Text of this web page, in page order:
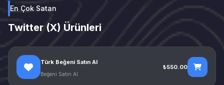
En Çok Satan
Twitter (X) Ürünleri
Türk Beğeni Satın Al
Beğeni Satın Al
₺550.00